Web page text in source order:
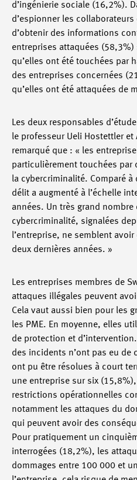
d’ingénierie sociale (16,2%).
d’espionner les
d’obtenir des informations
entreprises attaquées
qu’elles ont été touchées par
des entreprises concernées
qu’elles ont été attaquées de
Les deux responsables
le professeur Ueli Hostettler
remarqué que : « les
particulièrement touchées par
la cybercriminalité. Comparé à
délit a augmenté à l’échelle
années. Un très grand nombre
cybercriminalité, signalées
l’entreprise, ne semblent
deux dernières années. »
Les entreprises membres de
attaques illégales peuvent
Cela vaut aussi bien pour les
les PME. En moyenne, elles
de protection et
des incidents n’ont pas eu de
ont pu être résolues à court
une entreprise sur six
restrictions opérationnelles
notamment les attaques du
qui peuvent avoir des
Pour pratiquement un
interrogées (18,2%), les
dommages entre 100 000 et